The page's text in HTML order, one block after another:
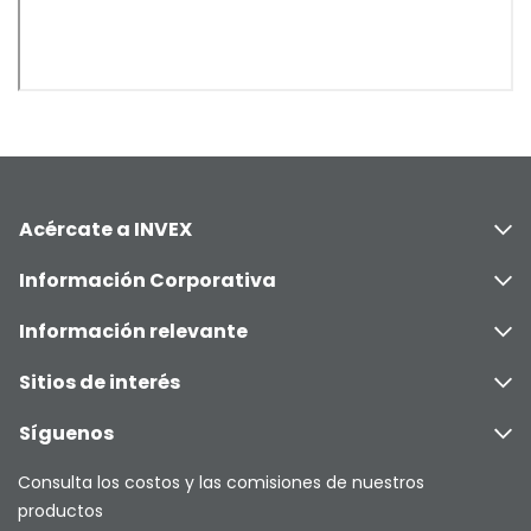
Acércate a INVEX
Información Corporativa
Información relevante
Sitios de interés
Síguenos
Consulta los costos y las comisiones de nuestros
productos